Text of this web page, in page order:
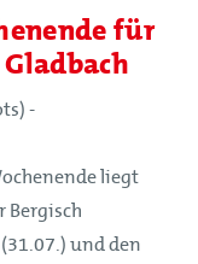
für
-
liegt
Bergisch
und den